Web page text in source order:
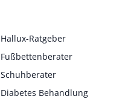
Hallux-Ratgeber
Fußbettenberater
Schuhberater
Diabetes Behandlung